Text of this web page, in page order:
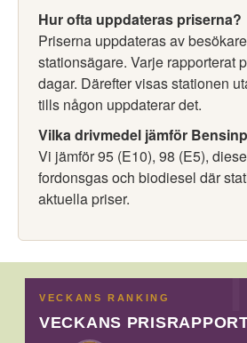
Hur ofta uppdateras priserna?
Priserna uppdateras av
stationsägare. Varje rapporterat
dagar. Därefter visas stationen
tills någon uppdaterar det.
Vilka drivmedel jämför
Vi jämför 95 (E10), 98 (E5),
fordonsgas och biodiesel där
aktuella priser.
VECKANS RANKING
VECKANS